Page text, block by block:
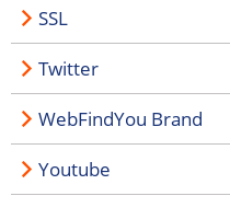
SSL
Twitter
WebFindYou Brand
Youtube